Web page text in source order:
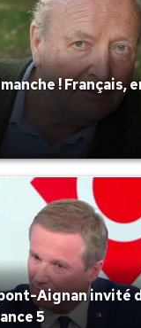
! Français,
Aignan invité
5